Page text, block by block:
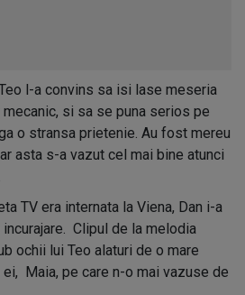
l-a convins sa isi lase meseria
si sa se puna serios pe
o stransa prietenie. Au fost mereu
asta s-a vazut cel mai bine atunci
TV era internata la Viena, Dan i-a
Clipul de la melodia
ochii lui Teo alaturi de o mare
Maia, pe care n-o mai vazuse de